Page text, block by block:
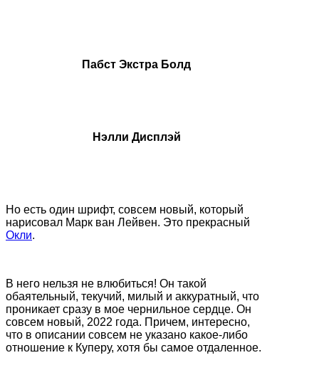
Пабст Экстра Болд
Нэлли Дисплэй
Но есть один шрифт, совсем новый, который
нарисовал Марк ван Лейвен. Это прекрасный
Окли.
В него нельзя не влюбиться! Он такой
обаятельный, текучий, милый и аккуратный, что
проникает сразу в мое чернильное сердце. Он
совсем новый, 2022 года. Причем, интересно,
что в описании совсем не указано какое-либо
отношение к Куперу, хотя бы самое отдаленное.